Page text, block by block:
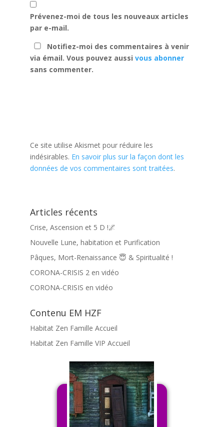
Prévenez-moi de tous les nouveaux articles
par e-mail.
Notifiez-moi des commentaires à venir
via émail. Vous pouvez aussi vous abonner
sans commenter.
Ce site utilise Akismet pour réduire les
indésirables. En savoir plus sur la façon dont les
données de vos commentaires sont traitées.
Articles récents
Crise, Ascension et 5 D !🌌
Nouvelle Lune, habitation et Purification
Pâques, Mort-Renaissance 😇 & Spiritualité !
CORONA-CRISIS 2 en vidéo
CORONA-CRISIS en vidéo
Contenu EM HZF
Habitat Zen Famille Accueil
Habitat Zen Famille VIP Accueil